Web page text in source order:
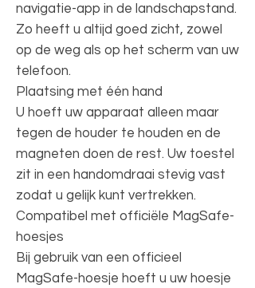
navigatie-app in de landschapstand.
Zo heeft u altijd goed zicht, zowel
op de weg als op het scherm van uw
telefoon.
Plaatsing met één hand
U hoeft uw apparaat alleen maar
tegen de houder te houden en de
magneten doen de rest. Uw toestel
zit in een handomdraai stevig vast
zodat u gelijk kunt vertrekken.
Compatibel met officiële MagSafe-
hoesjes
Bij gebruik van een officieel
MagSafe-hoesje hoeft u uw hoesje